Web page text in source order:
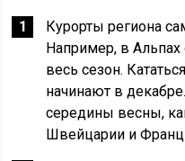
Курорты региона
Например, в Альпах
весь сезон.
начинают в
середины весны,
Швейцарии и